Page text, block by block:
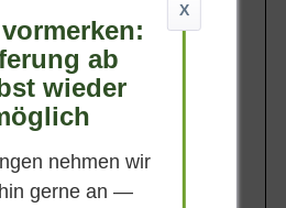
14-16 StU m. Db.
Stammhöhe
200 cm
Gesamthöhe
320 cm
120 cm
Spalierbreite
X
ab
wieder
nehmen wir
gerne an —